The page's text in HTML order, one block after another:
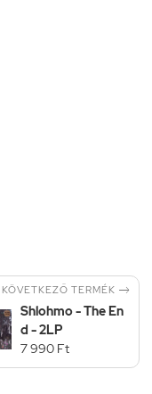
KÖVETKEZŐ TERMÉK 
Shlohmo - The En
d - 2LP
7 990 Ft